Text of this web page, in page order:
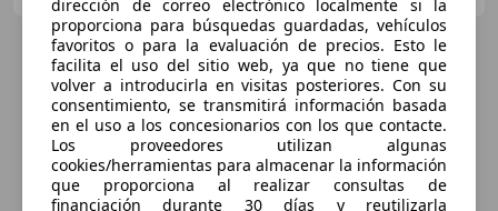
dirección de correo electrónico localmente si la
proporciona para búsquedas guardadas, vehículos
favoritos o para la evaluación de precios. Esto le
facilita el uso del sitio web, ya que no tiene que
volver a introducirla en visitas posteriores. Con su
consentimiento, se transmitirá información basada
en el uso a los concesionarios con los que contacte.
Los proveedores utilizan algunas
cookies/herramientas para almacenar la información
que proporciona al realizar consultas de
financiación durante 30 días y reutilizarla